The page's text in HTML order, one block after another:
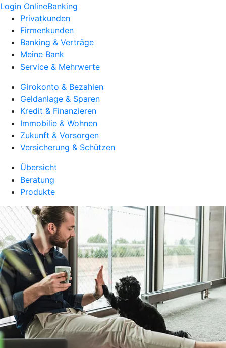
Login OnlineBanking
Privatkunden
Firmenkunden
Banking & Verträge
Meine Bank
Service & Mehrwerte
Girokonto & Bezahlen
Geldanlage & Sparen
Kredit & Finanzieren
Immobilie & Wohnen
Zukunft & Vorsorgen
Versicherung & Schützen
Übersicht
Beratung
Produkte